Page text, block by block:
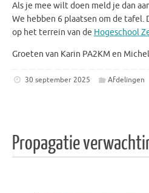
Als je mee wilt doen meld je dan
We hebben 6 plaatsen om de tafel.
op het terrein van de Hogeschool
Groeten van Karin PA2KM en
30 september 2025 Afdelingen
Propagatie